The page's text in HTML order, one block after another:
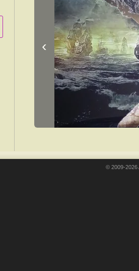
‹
© 2009-2026